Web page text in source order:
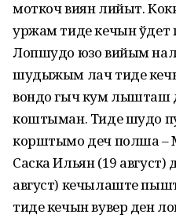
моткоч виян лийыт.
уржам тиде кечын ўдет
Лопшудо юзо вийым
шудыжым лач тиде
вондо гыч кум лышташ
коштыман. Тиде шудо
корштымо деч полша –
Саска Ильян (19
август) кечылаште
тиде кечын вувер ден